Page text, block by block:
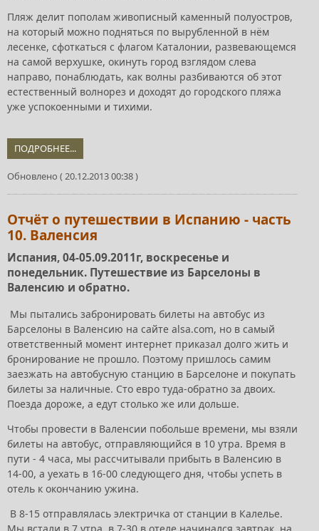
Пляж делит пополам живописный каменный полуостров,
на который можно подняться по вырубленной в нём
лесенке, сфоткаться с флагом Каталонии, развевающемся
на самой верхушке, окинуть город взглядом слева
направо, понаблюдать, как волны разбиваются об этот
естественный волнорез и доходят до городского пляжа
уже успокоенными и тихими.
ПОДРОБНЕЕ...
Обновлено ( 20.12.2013 00:38 )
Отчёт о путешествии в Испанию - часть
10. Валенсия
Испания, 04-05.09.2011г, воскресенье и
понедельник. Путешествие из Барселоны в
Валенсию и обратно.
Мы пытались забронировать билеты на автобус из
Барселоны в Валенсию на сайте alsa.com, но в самый
ответственный момент интернет приказал долго жить и
бронирование не прошло. Поэтому пришлось самим
заезжать на автобусную станцию в Барселоне и покупать
билеты за наличные. Сто евро туда-обратно за двоих.
Поезда дороже, а едут столько же или дольше.
Чтобы провести в Валенсии побольше времени, мы взяли
билеты на автобус, отправляющийся в 10 утра. Время в
пути - 4 часа, мы рассчитывали прибыть в Валенсию в
14-00, а уехать в 16-00 следующего дня, чтобы успеть в
отель к окончанию ужина.
В 8-15 отправлялась электричка от станции в Калелье.
Мы встали в 7 утра, в 7-30 в отеле начинался завтрак, на